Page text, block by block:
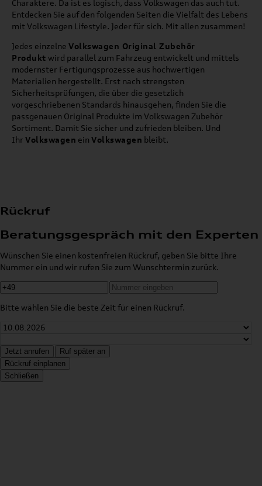
Charaktere. Da ist es logisch, dass Volkswagen das auch tut.
Entdecken Sie auf den folgenden Seiten die Vielfalt des Lebens
mit Volkswagen Lifestyle. Jeder für sich. Mit allen zusammen!
Jedes einzelne Volkswagen Original Zubehör
Produkt wird parallel zum Fahrzeug entwickelt und mittels
modernster Fertigungsprozesse aus hochwertigen
Materialien hergestellt. Erst nach strengsten
Sicherheitsprüfungen, die über die gesetzlich
vorgeschriebenen Standards hinausgehen, finden Sie die
passgenauen Original Produkte im Volkswagen Zubehör
Sortiment. Damit Sie sicher und zufrieden bleiben. Und
Ihr Volkswagen ein Volkswagen bleibt.
Rückruf
Beratungsgespräch mit den Experten
Wünschen Sie einen kostenfreien Rückruf, geben Sie bitte Ihre
Nummer ein und wir rufen Sie zum Wunschtermin zurück.
Bitte wählen Sie die beste Zeit für einen Rückruf.
Jetzt anrufen
Ruf später an
Rückruf einplanen
Schließen